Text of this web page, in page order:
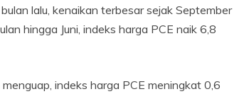
lalu, kenaikan terbesar sejak September
hingga Juni, indeks harga PCE naik 6,8
indeks harga PCE meningkat 0,6